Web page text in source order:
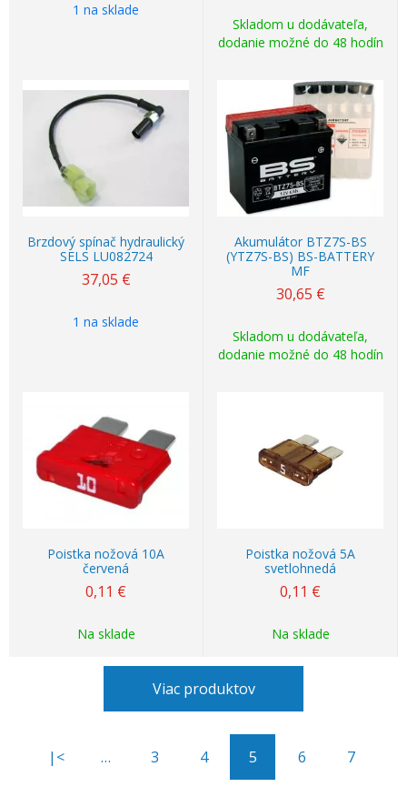
1 na sklade
Skladom u dodávateľa,
dodanie možné do 48 hodín
Brzdový spínač hydraulický
SELS LU082724
37,05 €
1 na sklade
Akumulátor BTZ7S-BS
(YTZ7S-BS) BS-BATTERY
MF
30,65 €
Skladom u dodávateľa,
dodanie možné do 48 hodín
Poistka nožová 10A
červená
0,11 €
Na sklade
Poistka nožová 5A
svetlohnedá
0,11 €
Na sklade
Viac produktov
|< … 3 4 5 6 7